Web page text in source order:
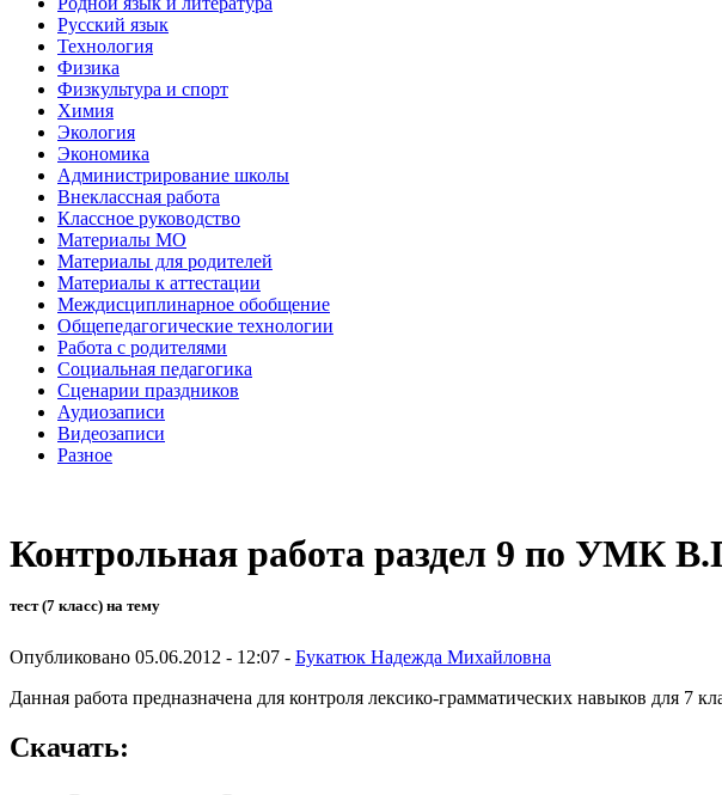
Русский язык
Технология
Физика
Физкультура и спорт
Химия
Экология
Экономика
Администрирование школы
Внеклассная работа
Классное руководство
Материалы МО
Материалы для родителей
Материалы к аттестации
Междисциплинарное обобщение
Общепедагогические технологии
Работа с родителями
Социальная педагогика
Сценарии праздников
Аудиозаписи
Видеозаписи
Разное
Контрольная работа раздел 9 по УМК
тест (7 класс) на тему
Опубликовано 05.06.2012 - 12:07 - Букатюк Надежда Михайловна
Данная работа предназначена для контроля лексико-грамматических навыков для 7
Скачать: